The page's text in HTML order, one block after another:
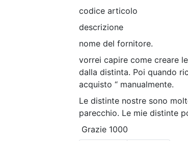
codice articolo
descrizione
nome del fornitore.
vorrei capire come creare
dalla distinta. Poi quando
acquisto “ manualmente.
Le distinte nostre sono
parecchio. Le mie distinte
Grazie 1000